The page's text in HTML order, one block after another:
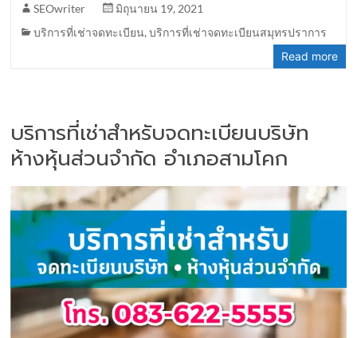
SEOwriter
มิถุนายน 19, 2021
บริการที่เช่าจดทะเบียน,บริการที่เช่าจดทะเบียนสมุทรปราการ
Read more
บริการที่เช่าสำหรับจดทะเบียนบริษัท
ห้างหุ้นส่วนจำกัด อำเภอสามโคก